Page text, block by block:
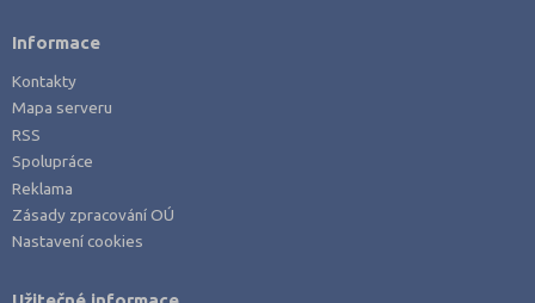
Informace
Kontakty
Mapa serveru
RSS
Spolupráce
Reklama
Zásady zpracování OÚ
Nastavení cookies